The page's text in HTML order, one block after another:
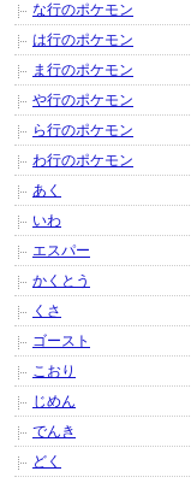
な行のポケモン
は行のポケモン
ま行のポケモン
や行のポケモン
ら行のポケモン
わ行のポケモン
あく
いわ
エスパー
かくとう
くさ
ゴースト
こおり
じめん
でんき
どく